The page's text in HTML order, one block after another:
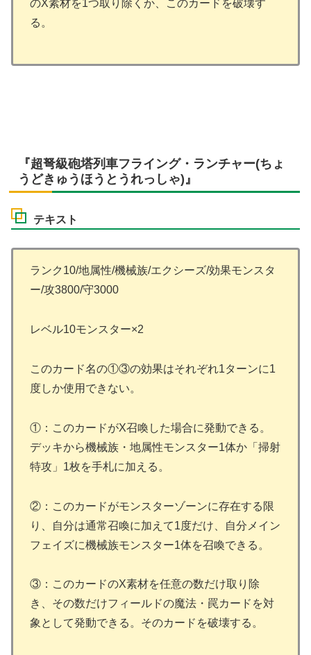
のX素材を1つ取り除くか、このカードを破壊す
る。
『超弩級砲塔列車フライング・ランチャー(ちょ
うどきゅうほうとうれっしゃ)』
テキスト
ランク10/地属性/機械族/エクシーズ/効果モンスタ
ー/攻3800/守3000
レベル10モンスター×2
このカード名の①③の効果はそれぞれ1ターンに1
度しか使用できない。
①：このカードがX召喚した場合に発動できる。
デッキから機械族・地属性モンスター1体か「掃射
特攻」1枚を手札に加える。
②：このカードがモンスターゾーンに存在する限
り、自分は通常召喚に加えて1度だけ、自分メイン
フェイズに機械族モンスター1体を召喚できる。
③：このカードのX素材を任意の数だけ取り除
き、その数だけフィールドの魔法・罠カードを対
象として発動できる。そのカードを破壊する。